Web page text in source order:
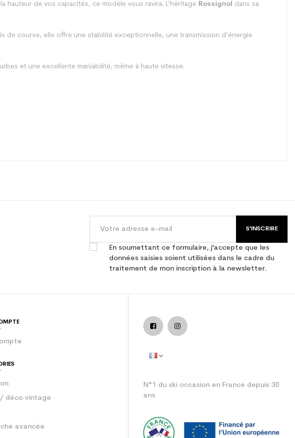
de vos capacités, ce modèle vous ravira. L’héritage Rossignol dans sa
de course, elle offre une stabilité exceptionnelle, une transmission d’énergie
et une excellente maniabilité, même à haute vitesse.
S'INSCRIRE
En soumettant ce formulaire, j'accepte que les
données saisies soient utilisées dans le cadre du
traitement de mon inscription à la newsletter.
/ déco vintage
avancée
N°1 du ski occasion en France depuis 30
ans